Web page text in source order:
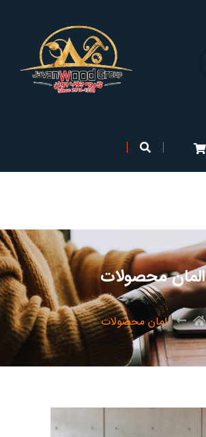
المان محصولات
المان محصولات